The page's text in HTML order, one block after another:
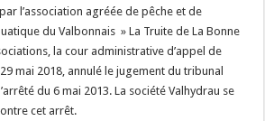
l’association agréée de pêche et de
du Valbonnais » La Truite de La Bonne
la cour administrative d’appel de
mai 2018, annulé le jugement du tribunal
du 6 mai 2013. La société Valhydrau se
cet arrêt.